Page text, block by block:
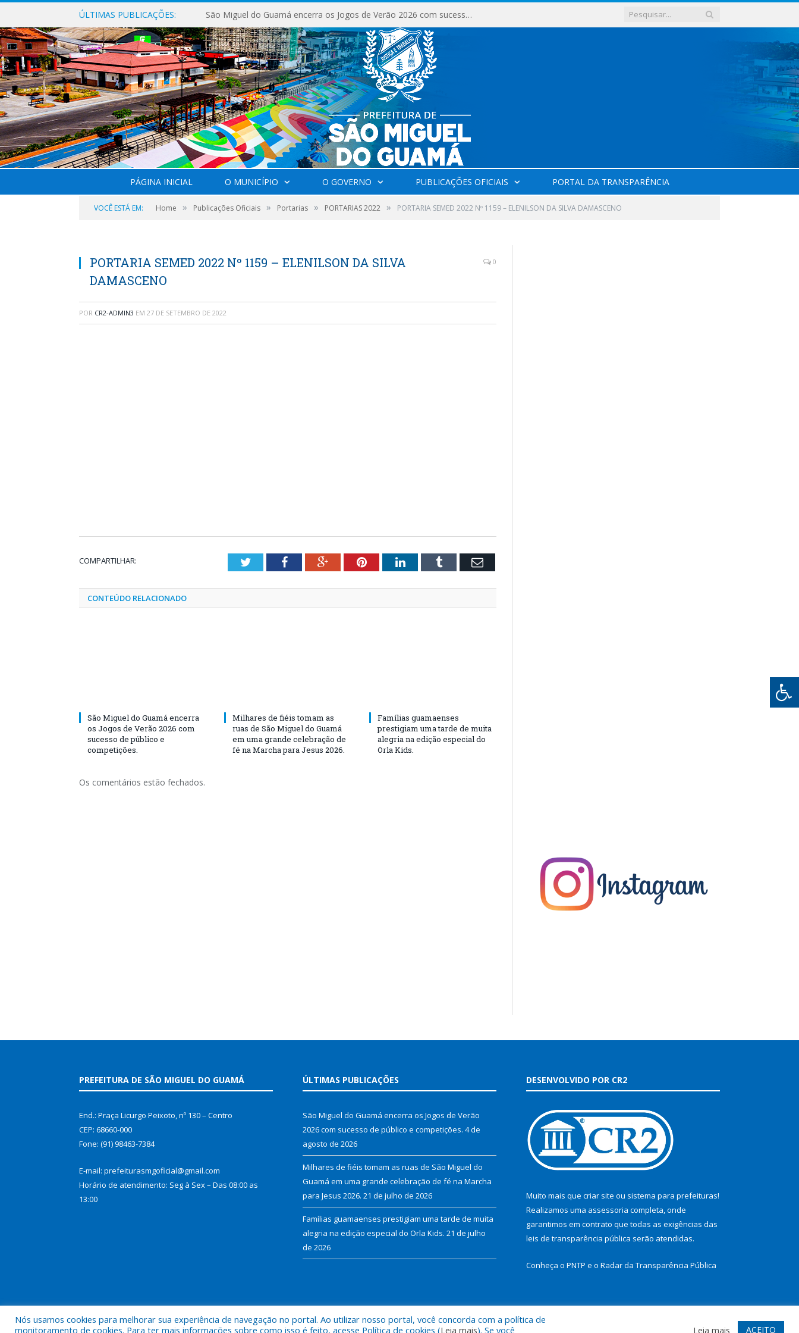
ÚLTIMAS PUBLICAÇÕES: São Miguel do Guamá encerra os Jogos de Verão 2026 com sucesso de público e competições.
PÁGINA INICIAL O MUNICÍPIO O GOVERNO PUBLICAÇÕES OFICIAIS PORTAL DA TRANSPARÊNCIA
VOCÊ ESTÁ EM: Home » Publicações Oficiais » Portarias » PORTARIAS 2022 » PORTARIA SEMED 2022 Nº 1159 – ELENILSON DA SILVA DAMASCENO
PORTARIA SEMED 2022 Nº 1159 – ELENILSON DA SILVA
DAMASCENO
0
POR CR2-ADMIN3 EM 27 DE SETEMBRO DE 2022
COMPARTILHAR: TwitterFacebookGoogle+PinterestLinkedInTumblr Email
CONTEÚDO RELACIONADO
São Miguel do Guamá encerra
os Jogos de Verão 2026 com
sucesso de público e
competições.
Milhares de fiéis tomam as
ruas de São Miguel do Guamá
em uma grande celebração de
fé na Marcha para Jesus 2026.
Famílias guamaenses
prestigiam uma tarde de muita
alegria na edição especial do
Orla Kids.
Os comentários estão fechados.
PREFEITURA DE SÃO MIGUEL DO GUAMÁ
End.: Praça Licurgo Peixoto, nº 130 – Centro
CEP: 68660-000
Fone: (91) 98463-7384
E-mail: prefeiturasmgoficial@gmail.com
Horário de atendimento: Seg à Sex – Das 08:00 as
13:00
ÚLTIMAS PUBLICAÇÕES
São Miguel do Guamá encerra os Jogos de Verão
2026 com sucesso de público e competições. 4 de
agosto de 2026
Milhares de fiéis tomam as ruas de São Miguel do
Guamá em uma grande celebração de fé na Marcha
para Jesus 2026. 21 de julho de 2026
Famílias guamaenses prestigiam uma tarde de muita
alegria na edição especial do Orla Kids. 21 de julho
de 2026
DESENVOLVIDO POR CR2
Muito mais que criar site ou sistema para prefeituras!
Realizamos uma assessoria completa, onde
garantimos em contrato que todas as exigências das
leis de transparência pública serão atendidas.
Conheça o PNTP e o Radar da Transparência Pública
Todos os direitos reservados a Prefeitura Municipal de São Miguel do Guamá. Mapa do Site Acessar Webmail
Nós usamos cookies para melhorar sua experiência de navegação no portal. Ao utilizar nosso portal, você concorda com a política de
monitoramento de cookies. Para ter mais informações sobre como isso é feito, acesse Política de cookies (Leia mais). Se você Leia mais ACEITO